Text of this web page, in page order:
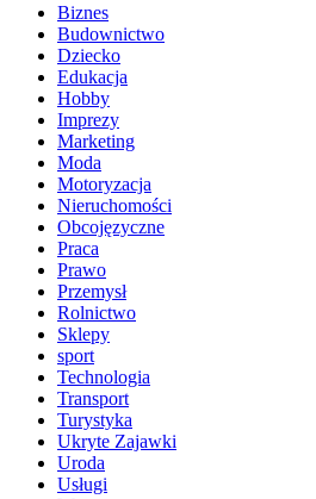
Biznes
Budownictwo
Dziecko
Edukacja
Hobby
Imprezy
Marketing
Moda
Motoryzacja
Nieruchomości
Obcojęzyczne
Praca
Prawo
Przemysł
Rolnictwo
Sklepy
sport
Technologia
Transport
Turystyka
Ukryte Zajawki
Uroda
Usługi